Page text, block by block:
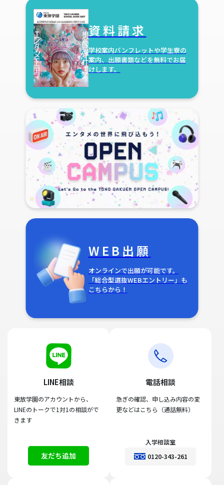
資料請求
学校案内パンフレットや学生寮の
案内、出願書類などを無料でお届
けします。
WEB出願
オンラインで出願が可能です。
「総合型選抜WEBエントリー」も
こちらから！
LINE相談
東放学園のアカウントから、
LINEのトークで1対1の相談がで
きます
友だち追加
電話相談
急ぎの確認、申し込み内容の変
更などはこちら（通話無料）
入学相談室
0120-343-261